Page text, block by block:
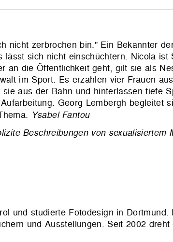
nicht zerbrochen bin." Ein Bekannter
lässt sich nicht einschüchtern. Nicola
an die Öffentlichkeit geht, gilt sie als
im Sport. Es erzählen vier Frauen
aus der Bahn und hinterlassen tiefe
Georg Lembergh begleitet
Ysabel Fantou
Beschreibungen von sexualisiertem
und studierte Fotodesign in
und Ausstellungen. Seit 2002